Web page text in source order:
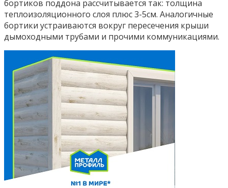
бортиков поддона рассчитывается так: толщина
теплоизоляционного слоя плюс 3-5см. Аналогичные
бортики устраиваются вокруг пересечения крыши
дымоходными трубами и прочими коммуникациями.